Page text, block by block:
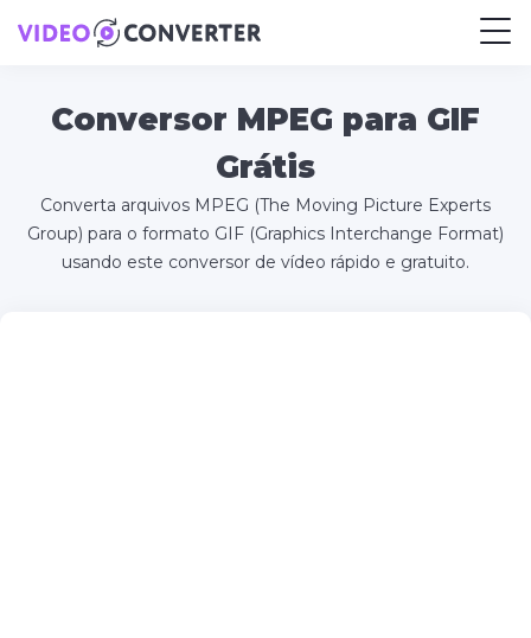
Conversor MPEG para GIF
Grátis
Converta arquivos MPEG (The Moving Picture Experts
Group) para o formato GIF (Graphics Interchange Format)
usando este conversor de vídeo rápido e gratuito.